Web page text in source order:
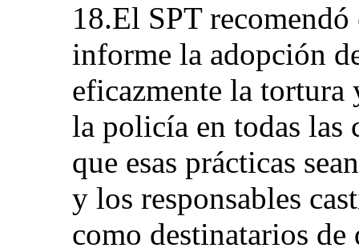
18.El SPT
informe la adopción
eficazmente la tortura
la policía en todas las
que esas prácticas
y los responsables
como destinatarios